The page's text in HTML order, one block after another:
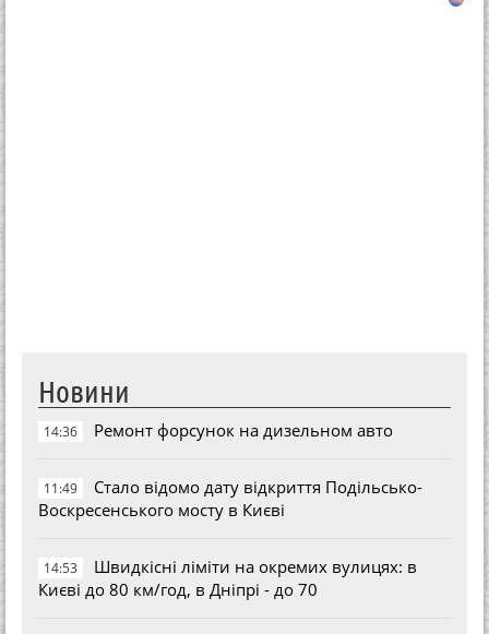
Новини
14:36 Ремонт форсунок на дизельном авто
11:49
Стало відомо дату відкриття Подільсько-
Воскресенського мосту в Києві
14:53
Швидкісні ліміти на окремих вулицях: в
Києві до 80 км/год, в Дніпрі - до 70